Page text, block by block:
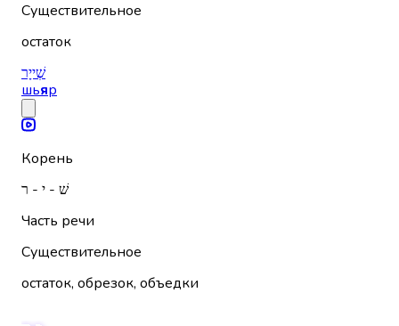
Существительное
остаток
שְׁייָר
шьяр
Корень
שׁ - י - ר
Часть речи
Существительное
остаток, обрезок, объедки